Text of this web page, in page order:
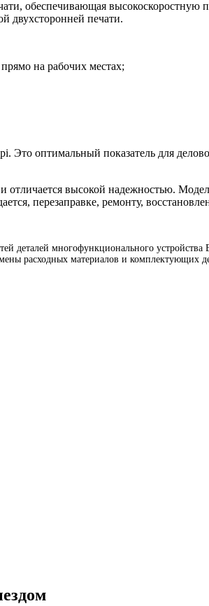
обеспечивающая высокоскоростную
двухсторонней печати.
на рабочих местах;
оптимальный показатель для
высокой надежностью.
перезаправке, ремонту,
многофункционального устройства
расходных материалов и комплектующих